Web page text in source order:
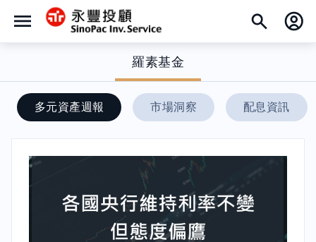
羅素基金
多元資產週報 市場洞察 配息資訊